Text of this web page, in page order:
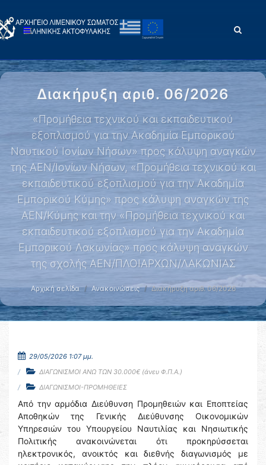
Διακήρυξη αριθ. 06/2026
«Προμήθεια τεχνικού και εκπαιδευτικού
εξοπλισμού για την Ακαδημία Εμπορικού
Ναυτικού Ιονίων Νήσων» προς κάλυψη αναγκών
της ΑΕΝ/Ιονίων Νήσων, «Προμήθεια τεχνικού και
εκπαιδευτικού εξοπλισμού για την Ακαδημία
Εμπορικού Κύμης» προς κάλυψη αναγκών της
ΑΕΝ/Κύμης και την «Προμήθεια τεχνικού και
εκπαιδευτικού εξοπλισμού για την Ακαδημία
Εμπορικού Λακωνίας» προς κάλυψη αναγκών
της σχολής ΑΕΝ/ΠΛΟΙΑΡΧΩΝ/ΛΑΚΩΝΙΑΣ
Αρχική σελίδα Ανακοινώσεις Διακήρυξη αριθ. 06/2026
29/05/2026 1:07 μμ.
ΔΙΑΓΩΝΙΣΜΟΙ ΑΝΩ ΤΩΝ 30.000€ (άνευ Φ.Π.Α.)
ΔΙΑΓΩΝΙΣΜΟΙ-ΠΡΟΜΗΘΕΙΕΣ
Από την αρμόδια Διεύθυνση Προμηθειών και Εποπτείας
Αποθηκών της Γενικής Διεύθυνσης Οικονομικών
Υπηρεσιών του Υπουργείου Ναυτιλίας και Νησιωτικής
Πολιτικής ανακοινώνεται ότι προκηρύσσεται
ηλεκτρονικός, ανοικτός και διεθνής διαγωνισμός με